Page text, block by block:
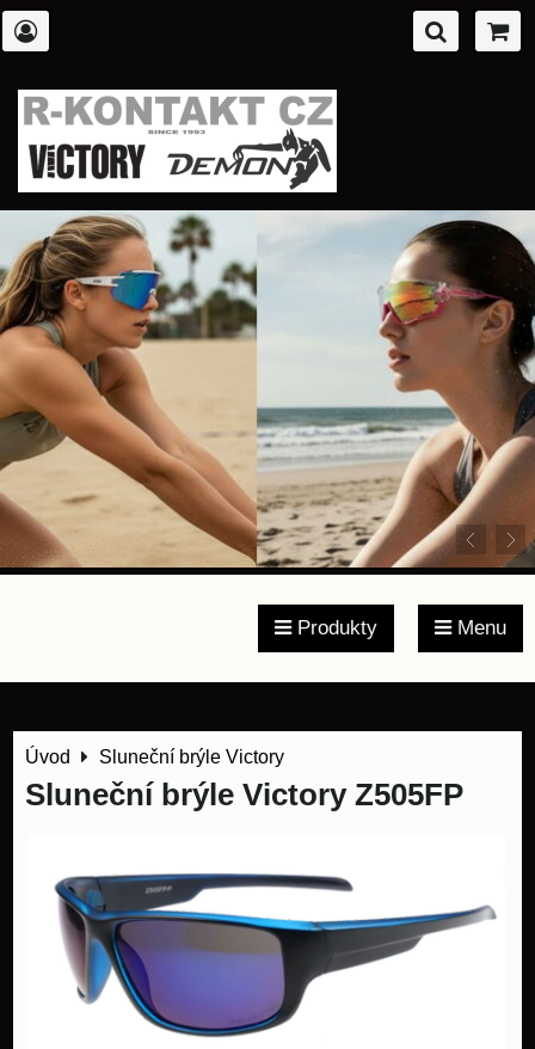
Produkty Menu
Úvod Sluneční brýle Victory
Sluneční brýle Victory Z505FP